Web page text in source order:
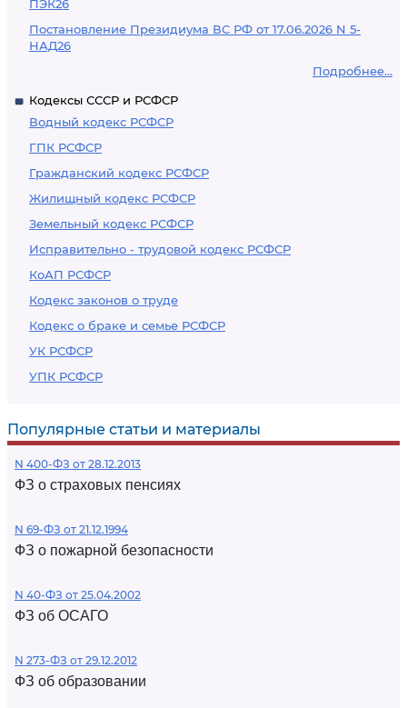
ПЭК26
Постановление Президиума ВС РФ от 17.06.2026 N 5-
НАД26
Подробнее...
Кодексы СССР и РСФСР
Водный кодекс РСФСР
ГПК РСФСР
Гражданский кодекс РСФСР
Жилищный кодекс РСФСР
Земельный кодекс РСФСР
Исправительно - трудовой кодекс РСФСР
КоАП РСФСР
Кодекс законов о труде
Кодекс о браке и семье РСФСР
УК РСФСР
УПК РСФСР
Популярные статьи и материалы
N 400-ФЗ от 28.12.2013
ФЗ о страховых пенсиях
N 69-ФЗ от 21.12.1994
ФЗ о пожарной безопасности
N 40-ФЗ от 25.04.2002
ФЗ об ОСАГО
N 273-ФЗ от 29.12.2012
ФЗ об образовании